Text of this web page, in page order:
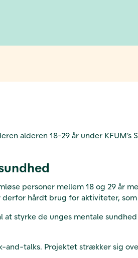
alderen 18-29 år under KFUM’s
personer mellem 18 og 29 år
hårdt brug for aktiviteter,
at styrke de unges mentale
talks. Projektet strækker sig